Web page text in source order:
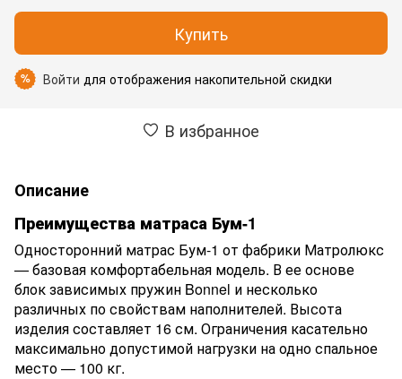
Купить
% Войти для отображения накопительной скидки
В избранное
Описание
Преимущества матраса Бум-1
Односторонний матрас Бум-1 от фабрики Матролюкс
— базовая комфортабельная модель. В ее основе
блок зависимых пружин Bonnel и несколько
различных по свойствам наполнителей. Высота
изделия составляет 16 см. Ограничения касательно
максимально допустимой нагрузки на одно спальное
место — 100 кг.